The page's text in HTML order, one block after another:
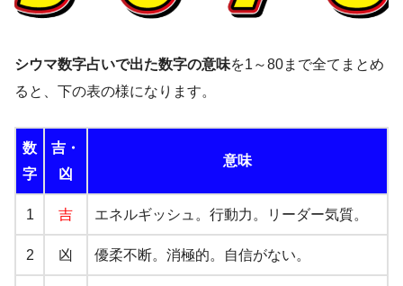
シウマ数字占いで出た数字の意味を1～80まで全てまとめ
ると、下の表の様になります。
数
字
吉・
凶
意味
1 吉 エネルギッシュ。行動力。リーダー気質。
2 凶 優柔不断。消極的。自信がない。